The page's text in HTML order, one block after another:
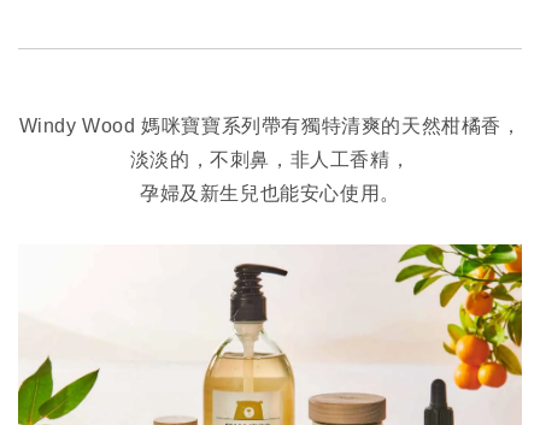
Windy Wood 媽咪寶寶系列帶有獨特清爽的天然柑橘香，
淡淡的，不刺鼻，非人工香精，
孕婦及新生兒也能安心使用。